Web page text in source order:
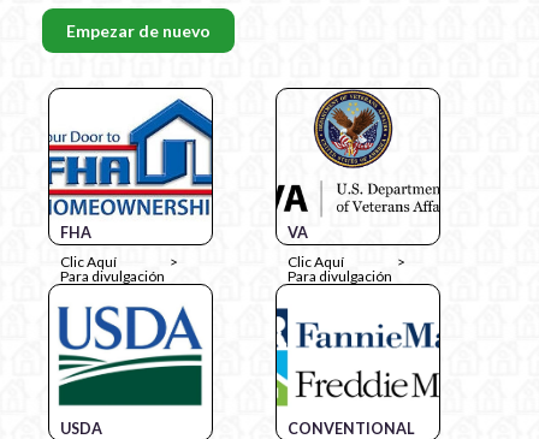
Empezar de nuevo
FHA
Clic Aquí
Para divulgación
VA
Clic Aquí
Para divulgación
USDA
CONVENTIONAL